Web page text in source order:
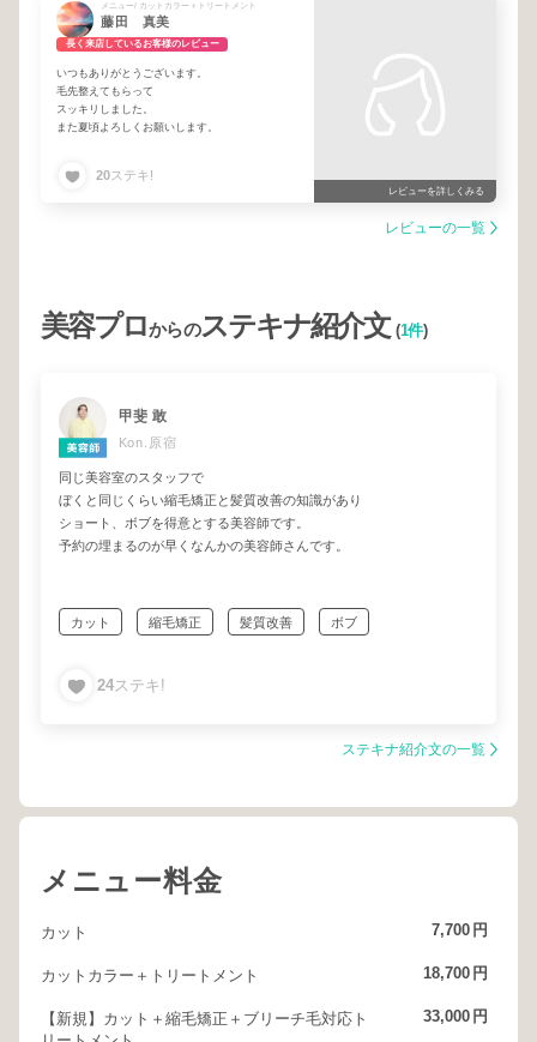
メニュー/ カットカラー＋トリートメント
藤田 真美
長く来店しているお客様のレビュー
いつもありがとうございます。
毛先整えてもらって
スッキリしました。
また夏頃よろしくお願いします。
20ステキ!
レビューを詳しくみる
レビューの一覧
美容プロからのステキナ紹介文(1件)
甲斐 敢
Kon.原宿
同じ美容室のスタッフで
ぼくと同じくらい縮毛矯正と髪質改善の知識があり
ショート、ボブを得意とする美容師です。
予約の埋まるのが早くなんかの美容師さんです。
カット 縮毛矯正 髪質改善 ボブ
くせ毛
24ステキ!
ステキナ紹介文の一覧
メニュー料金
カット 7,700 円
カットカラー＋トリートメント 18,700 円
【新規】カット＋縮毛矯正＋ブリーチ毛対応ト
33,000 円